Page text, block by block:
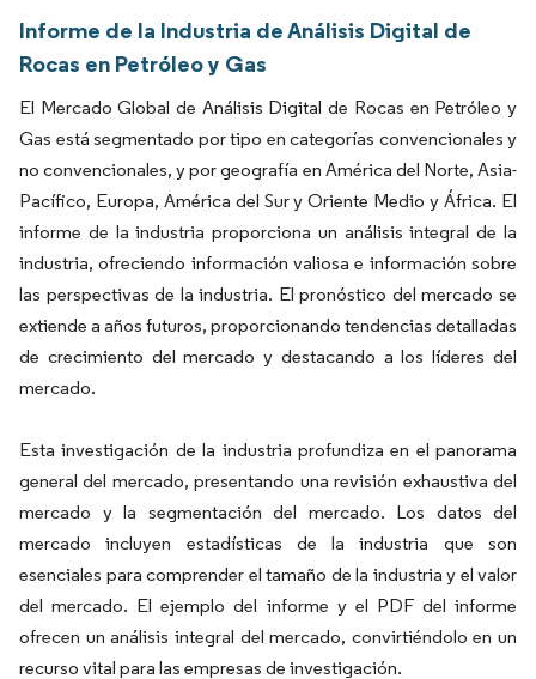
Informe de la Industria de Análisis Digital de
Rocas en Petróleo y Gas
El Mercado Global de Análisis Digital de Rocas en Petróleo y
Gas está segmentado por tipo en categorías convencionales y
no convencionales, y por geografía en América del Norte, Asia-
Pacífico, Europa, América del Sur y Oriente Medio y África. El
informe de la industria proporciona un análisis integral de la
industria, ofreciendo información valiosa e información sobre
las perspectivas de la industria. El pronóstico del mercado se
extiende a años futuros, proporcionando tendencias detalladas
de crecimiento del mercado y destacando a los líderes del
mercado.
Esta investigación de la industria profundiza en el panorama
general del mercado, presentando una revisión exhaustiva del
mercado y la segmentación del mercado. Los datos del
mercado incluyen estadísticas de la industria que son
esenciales para comprender el tamaño de la industria y el valor
del mercado. El ejemplo del informe y el PDF del informe
ofrecen un análisis integral del mercado, convirtiéndolo en un
recurso vital para las empresas de investigación.